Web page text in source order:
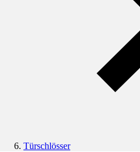
Türschlösser